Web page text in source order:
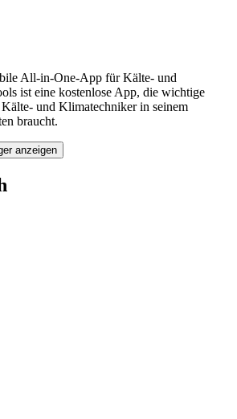
All-in-One-App für Kälte- und
ist eine kostenlose App, die wichtige
und Klimatechniker in seinem
braucht.
anzeigen